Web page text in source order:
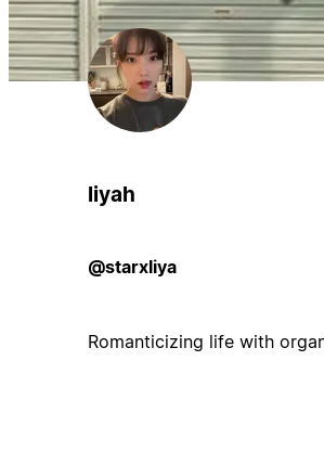
liyah
@starxliya
Romanticizing life with